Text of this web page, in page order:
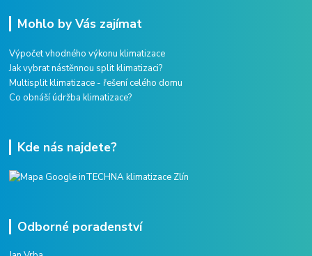
Mohlo by Vás zajímat
Výpočet vhodného výkonu klimatizace
Jak vybrat nástěnnou split klimatizaci?
Multisplit klimatizace - řešení celého domu
Co obnáší údržba klimatizace?
Kde nás najdete?
Odborné poradenství